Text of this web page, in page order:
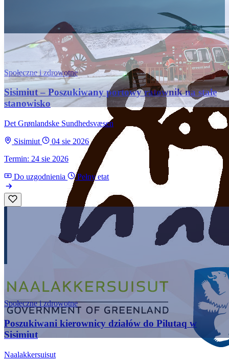
Społeczne i zdrowotne
Sisimiut – Poszukiwany portowy ratownik na stałe
stanowisko
Det Grønlandske Sundhedsvæsen
Sisimiut
04 sie 2026
Termin: 24 sie 2026
Do uzgodnienia Pełny etat
Społeczne i zdrowotne
Poszukiwani kierownicy działów do Pilutaq w
Sisimiut
Naalakkersuisut